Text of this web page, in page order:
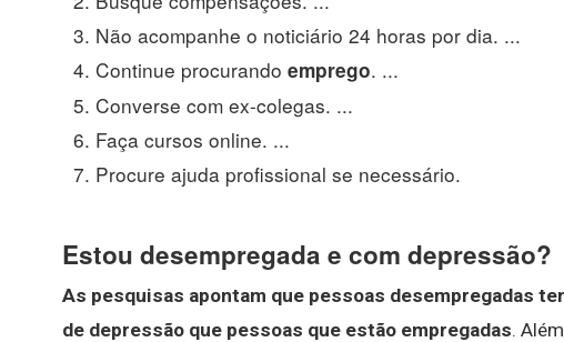
Não acompanhe o noticiário 24 horas por dia. ...
Continue procurando emprego. ...
Converse com ex-colegas. ...
Faça cursos online. ...
Procure ajuda profissional se necessário.
Estou desempregada e com depressão?
As pesquisas apontam que pessoas desempregadas
de depressão que pessoas que estão empregadas.